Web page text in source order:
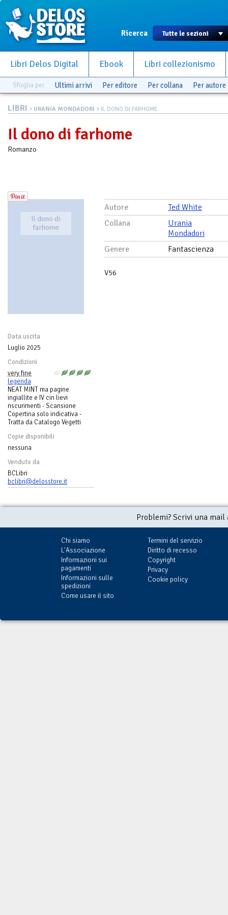
Ricerca
Libri Delos Digital Ebook Libri collezionismo
Sfoglia per Ultimi arrivi Per editore Per collana Per autore
LIBRI > URANIA MONDADORI > IL DONO DI FARHOME
Il dono di farhome
Romanzo
Il dono di
farhome
Data uscita
Luglio 2025
Condizioni
very fine
legenda
NEAT MINT ma pagine
ingiallite e IV cin lievi
nscurimenti - Scansione
Copertina solo indicativa -
Tratta da Catalogo Vegetti
Copie disponibili
nessuna
Venduto da
BCLibri
bclibri@delosstore.it
Autore
Ted White
Collana
Urania
Mondadori
Genere
Fantascienza
V56
Problemi? Scrivi una
Chi siamo
L'Associazione
Informazioni sui
pagamenti
Informazioni sulle
spedizioni
Come usare il sito
Termini del servizio
Diritto di recesso
Copyright
Privacy
Cookie policy